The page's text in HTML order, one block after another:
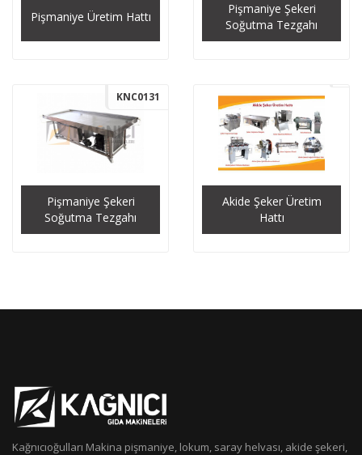
Pişmaniye Üretim Hattı
Pişmaniye Şekeri
Soğutma Tezgahı
KNC0131
Pişmaniye Şekeri
Soğutma Tezgahı
Akide Şeker Üretim
Hattı
Kağnıcıoğulları Makina pişmaniye, lokum, saray helvası, akide şekeri,